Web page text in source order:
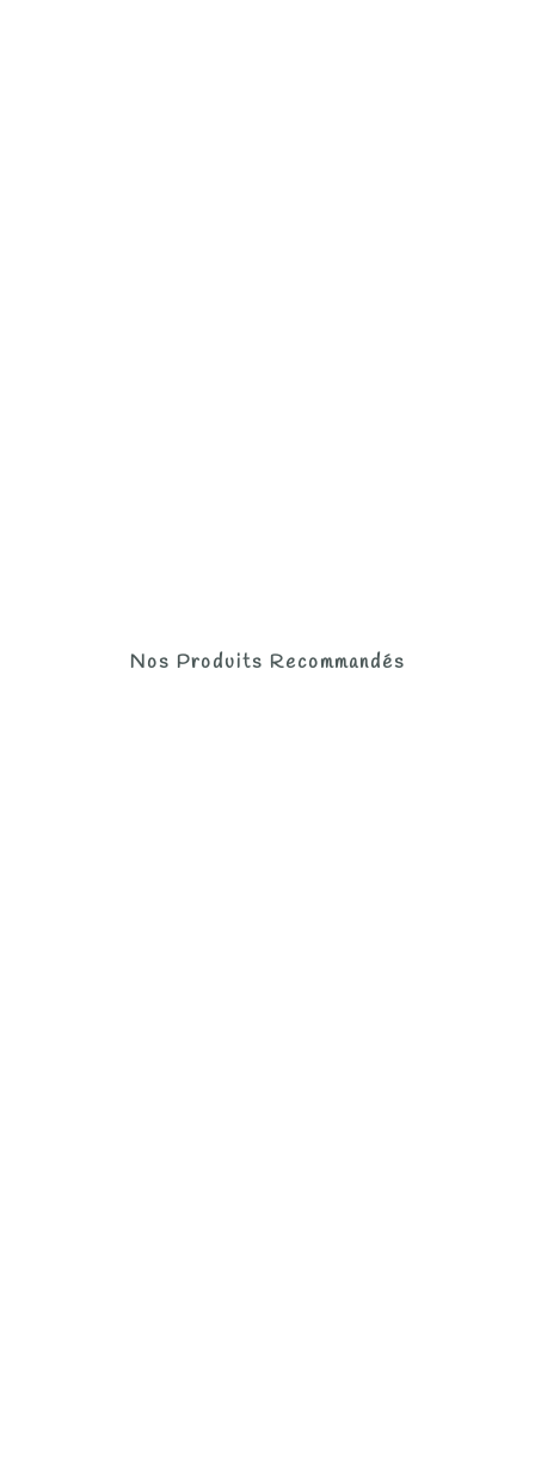
Nos Produits Recommandés